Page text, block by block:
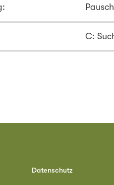
C:
Datenschutz